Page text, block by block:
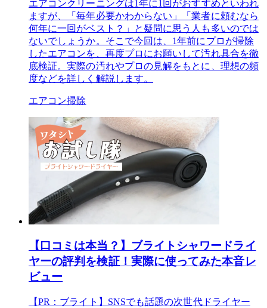
エアコンクリーニングは1年に1回がおすすめといわれ
ますが、「毎年必要かわからない」「業者に頼むなら
何年に一回がベスト？」と疑問に思う人も多いのでは
ないでしょうか。そこで今回は、1年前にプロが掃除
したエアコンを、再度プロにお願いして汚れ具合を徹
底検証。実際の汚れやプロの見解をもとに、理想の頻
度などを詳しく解説します。
エアコン掃除
【口コミは本当？】ブライトシャワードライ
ヤーの評判を検証！実際に使ってみた本音レ
ビュー
【PR：ブライト】SNSでも話題の次世代ドライヤー